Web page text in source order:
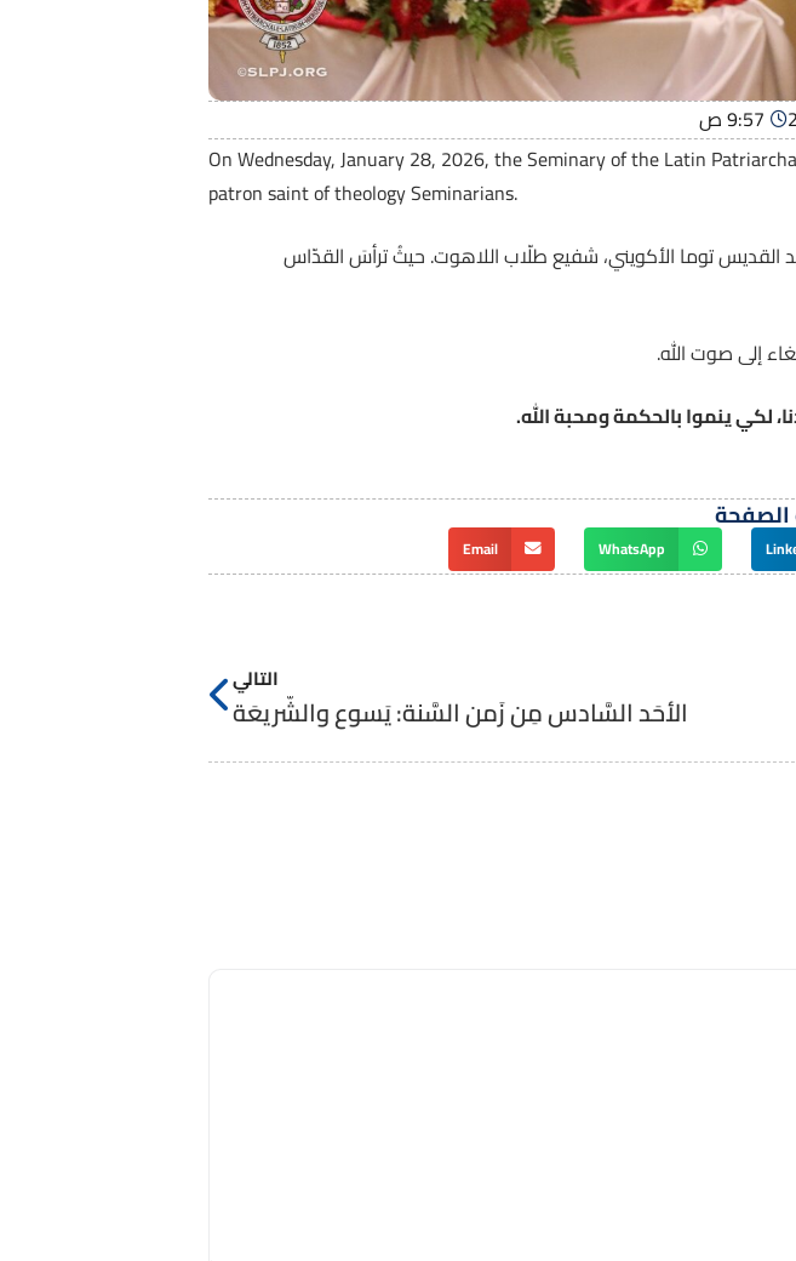
9:57 ص
On Wednesday, January 28, 2026, the Seminary of the Latin
patron saint of theology Seminarians.
يوم الأربعاء 28 كانون الثاني 2026، للإحتفال بعيد القديس توما الأكويني، شفيع طلّاب اللاهوت. حيثُ ترأسَ القدّاس
إلى صوت الله.
ينموا بالحكمة ومحبة الله.
WhatsApp
Email
التالي
الأحَد السَّادس مِن زَمن السَّنة: يَسوع والشَّريعَة